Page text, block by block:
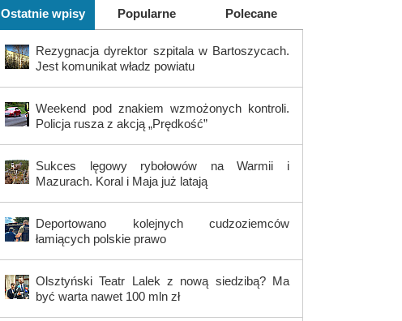
Ostatnie wpisy Popularne Polecane
Rezygnacja dyrektor szpitala w Bartoszycach.
Jest komunikat władz powiatu
Weekend pod znakiem wzmożonych kontroli.
Policja rusza z akcją „Prędkość”
Sukces lęgowy rybołowów na Warmii i
Mazurach. Koral i Maja już latają
Deportowano kolejnych cudzoziemców
łamiących polskie prawo
Olsztyński Teatr Lalek z nową siedzibą? Ma
być warta nawet 100 mln zł